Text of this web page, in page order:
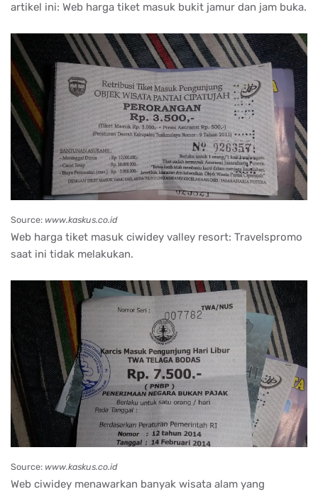
artikel ini: Web harga tiket masuk bukit jamur dan jam buka.
Source: www.kaskus.co.id
Web harga tiket masuk ciwidey valley resort: Travelspromo
saat ini tidak melakukan.
Source: www.kaskus.co.id
Web ciwidey menawarkan banyak wisata alam yang